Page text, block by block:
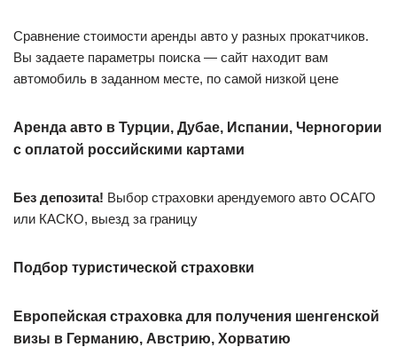
Сравнение стоимости аренды авто у разных прокатчиков.
Вы задаете параметры поиска — сайт находит вам
автомобиль в заданном месте, по самой низкой цене
Аренда авто в Турции, Дубае, Испании, Черногории
с оплатой российскими картами
Без депозита! Выбор страховки арендуемого авто ОСАГО
или КАСКО, выезд за границу
Подбор туристической страховки
Европейская страховка для получения шенгенской
визы в Германию, Австрию, Хорватию